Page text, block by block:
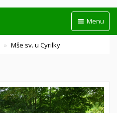
Menu
Mše sv. u Cyrilky